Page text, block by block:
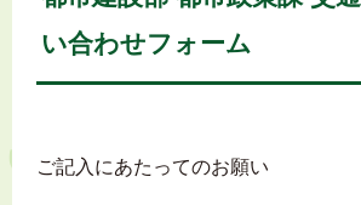
い合わせフォーム
ご記入にあたってのお願い